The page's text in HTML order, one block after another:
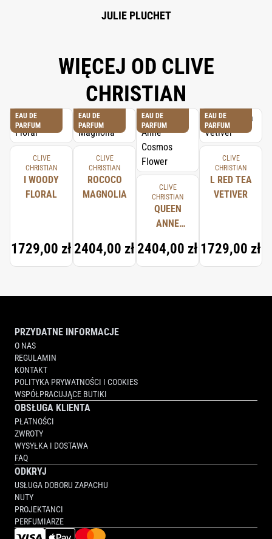
JULIE PLUCHET
WIĘCEJ OD CLIVE
CHRISTIAN
EAU DE
PARFUM
CLIVE
CHRISTIAN
I WOODY
FLORAL
1729,00 zł
EAU DE
PARFUM
CLIVE
CHRISTIAN
ROCOCO
MAGNOLIA
2404,00 zł
EAU DE
PARFUM
CLIVE
CHRISTIAN
QUEEN
ANNE
FLOWER
2404,00 zł
EAU DE
PARFUM
CLIVE
CHRISTIAN
L RED TEA
VETIVER
1729,00 zł
PRZYDATNE INFORMACJE
O NAS
REGULAMIN
KONTAKT
POLITYKA PRYWATNOŚCI I COOKIES
WSPÓŁPRACUJĄCE BUTIKI
OBSŁUGA KLIENTA
PŁATNOŚCI
ZWROTY
WYSYŁKA I DOSTAWA
FAQ
ODKRYJ
USŁUGA DOBORU ZAPACHU
NUTY
PROJEKTANCI
PERFUMIARZE